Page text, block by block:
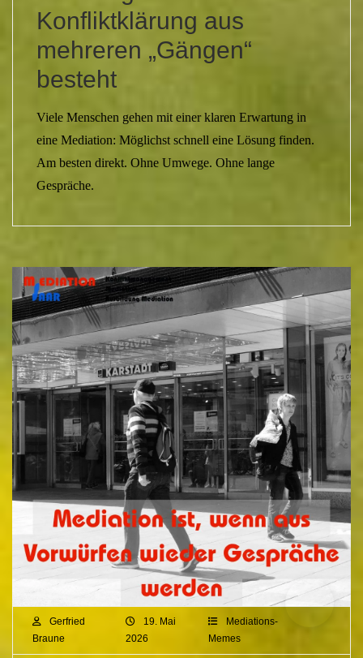
Konfliktklärung aus
mehreren „Gängen“
besteht
Viele Menschen gehen mit einer klaren Erwartung in
eine Mediation: Möglichst schnell eine Lösung finden.
Am besten direkt. Ohne Umwege. Ohne lange
Gespräche.
Gerfried
Braune
19. Mai
2026
Mediations-
Memes